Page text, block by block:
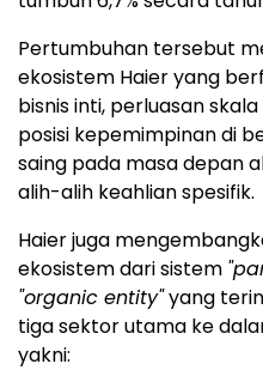
Pertumbuhan tersebut
ekosistem Haier yang
bisnis inti, perluasan
posisi kepemimpinan di
saing pada masa depan
alih-alih keahlian spesifik.
Haier juga
ekosistem dari sistem
"organic entity"yang
tiga sektor utama ke
yakni: